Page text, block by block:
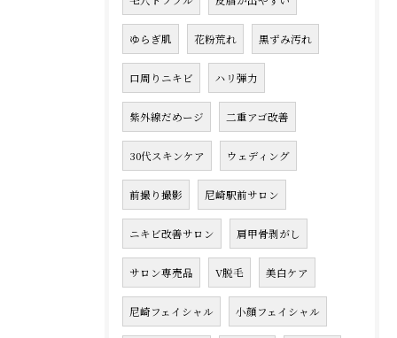
ゆらぎ肌 花粉荒れ 黒ずみ汚れ
口周りニキビ ハリ弾力
紫外線だめージ 二重アゴ改善
30代スキンケア ウェディング
前撮り撮影 尼崎駅前サロン
ニキビ改善サロン 肩甲骨剥がし
サロン専売品 V脱毛 美白ケア
尼崎フェイシャル 小顔フェイシャル